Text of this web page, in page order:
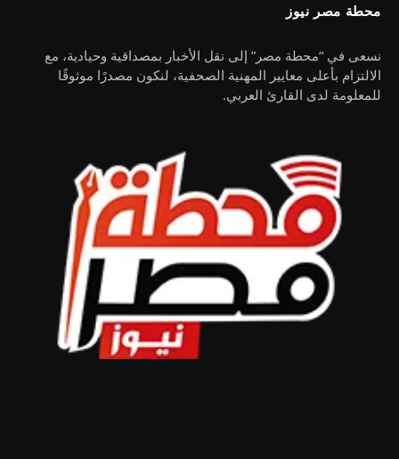
محطة مصر نيوز
نسعى في “محطة مصر” إلى نقل الأخبار بمصداقية وحيادية، مع
الالتزام بأعلى معايير المهنية الصحفية، لنكون مصدرًا موثوقًا
للمعلومة لدى القارئ العربي.